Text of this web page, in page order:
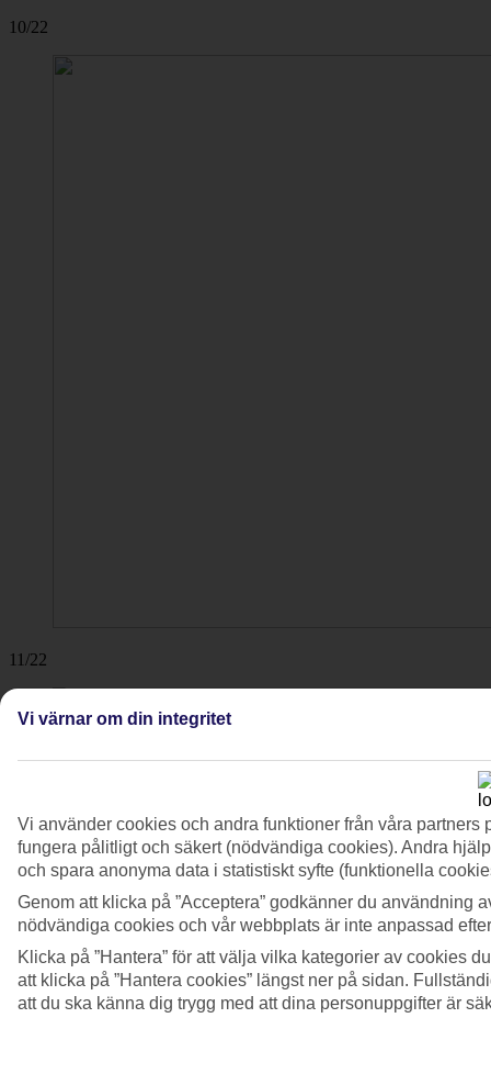
10/22
11/22
El Cuyo.
13/22
Playa del Carmen.
14/22
Isla Mujeres.
Vi värnar om din integritet
Vi använder cookies och andra funktioner från våra
fungera pålitligt och säkert (nödvändiga cookies). Andra
och spara anonyma data i statistiskt syfte (funktionella
Genom att klicka på ”Acceptera” godkänner du användning
nödvändiga cookies och vår webbplats är inte anpassad
Klicka på ”Hantera” för att välja vilka kategorier av cookies
att klicka på ”Hantera cookies” längst ner på sidan.
att du ska känna dig trygg med att dina personuppgifter är